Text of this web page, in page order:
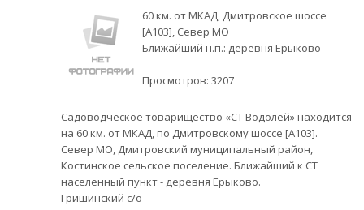
60 км. от МКАД, Дмитровское шоссе
[А103], Север МО
Ближайший н.п.: деревня Ерыково
Просмотров: 3207
Садоводческое товарищество «СТ Водолей» находится
на 60 км. от МКАД, по Дмитровскому шоссе [А103].
Север МО, Дмитровский муниципальный район,
Костинское сельское поселение. Ближайший к СТ
населенный пункт - деревня Ерыково.
Гришинский с/о